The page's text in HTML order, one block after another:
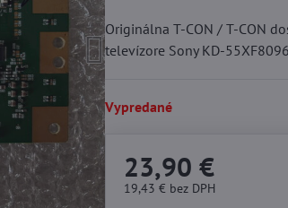
Originálna T-CON / T-CON
televízore Sony KD-
Vypredané
23,90 €
19,43 € bez DPH